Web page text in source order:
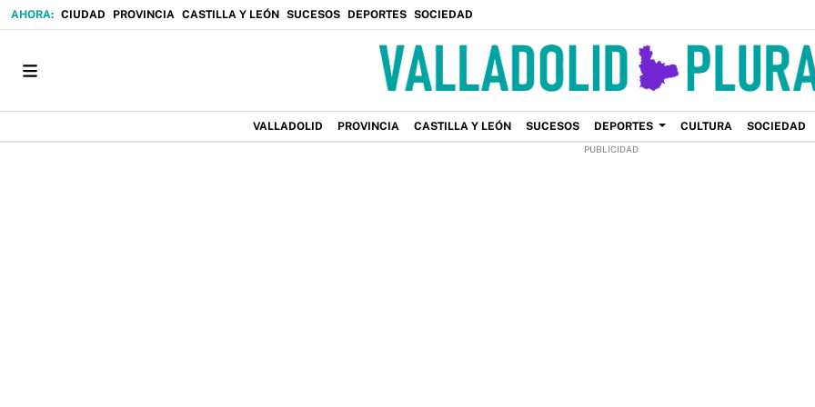
CIUDAD PROVINCIA CASTILLA Y LEÓN SUCESOS DEPORTES SOCIEDAD
VALLADOLID PROVINCIA CASTILLA Y LEÓN SUCESOS DEPORTES CULTURA SOCIEDAD